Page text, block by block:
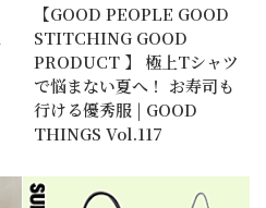
【GOOD PEOPLE GOOD
STITCHING GOOD
PRODUCT 】 極上Tシャツ
で悩まない夏へ！ お寿司も
行ける優秀服 | GOOD
THINGS Vol.117